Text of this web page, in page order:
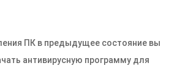
ПК в предыдущее состояние вы
антивирусную программу для